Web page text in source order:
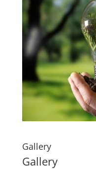
Gallery
Gallery